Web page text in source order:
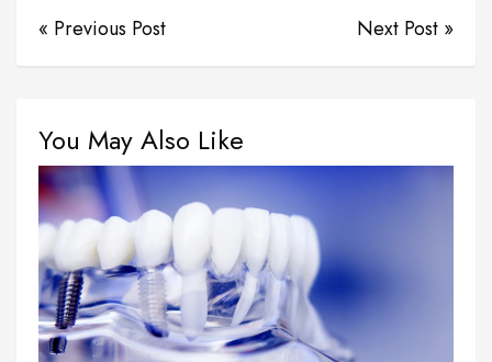
« Previous Post Next Post »
You May Also Like